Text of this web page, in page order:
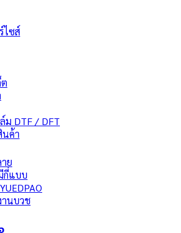
ไซส์
DTF / DFT
ค้า
ย
กี่แบบ
านบวช